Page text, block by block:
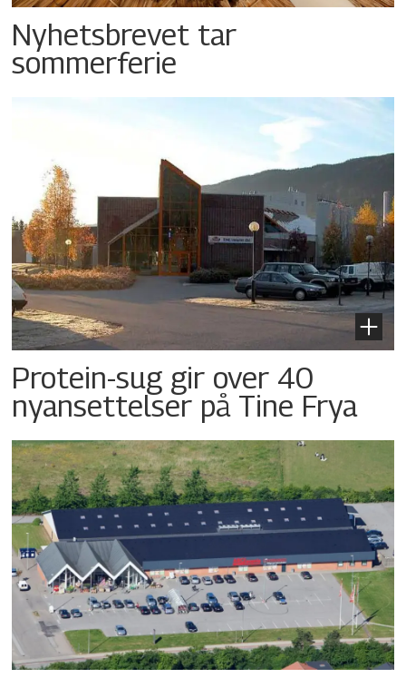
Nyhetsbrevet tar
sommerferie
Protein-sug gir over 40
nyansettelser på Tine Frya